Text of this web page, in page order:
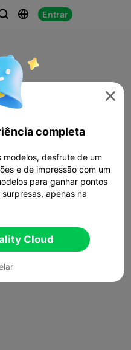
 Entrar

completa
desfrute de um
e de impressão com um
para ganhar pontos
apenas na
Cloud